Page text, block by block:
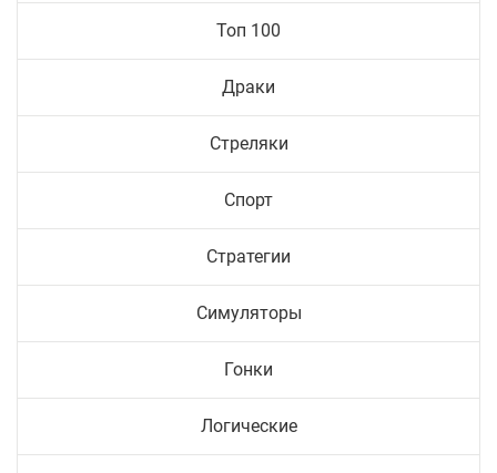
Топ 100
Драки
Стреляки
Спорт
Стратегии
Симуляторы
Гонки
Логические